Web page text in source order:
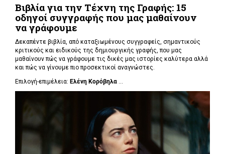
Βιβλία για την Τέχνη της Γραφής: 15
οδηγοί συγγραφής που μας μαθαίνουν
να γράφουμε
Δεκαπέντε βιβλία, από καταξιωμένους συγγραφείς, σημαντικούς
κριτικούς και ειδικούς της δημιουργικής γραφής, που μας
μαθαίνουν πώς να γράφουμε τις δικές μας ιστορίες καλύτερα αλλά
και πώς να γίνουμε πιο προσεκτικοί αναγνώστες.
Επιλογή-επιμέλεια: Ελένη Κορόβηλα ...